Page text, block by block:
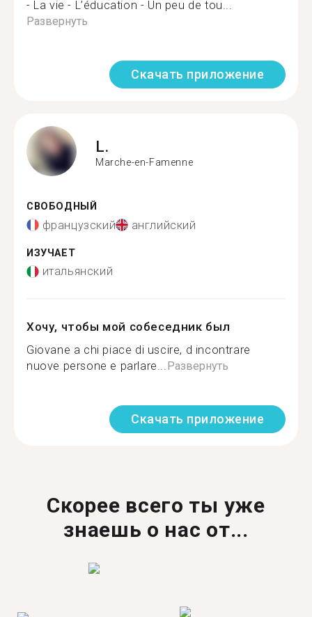
- La vie - L’éducation - Un peu de tou...
Развернуть
Скачать приложение
L.
Marche-en-Famenne
СВОБОДНЫЙ
французский английский
ИЗУЧАЕТ
итальянский
Хочу, чтобы мой собеседник был
Giovane a chi piace di uscire, d incontrare
nuove persone e parlare...Развернуть
Скачать приложение
Скорее всего ты уже
знаешь о нас от...